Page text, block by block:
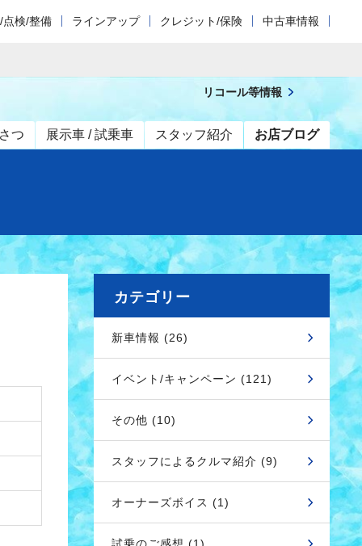
点検/整備 ラインアップ クレジット/保険 中古車情報
つ 展示車 / 試乗車 スタッフ紹介 お店ブログ
リコール等情報
カテゴリー
新車情報 (26)
イベント/キャンペーン (121)
その他 (10)
スタッフによるクルマ紹介 (9)
オーナーズボイス (1)